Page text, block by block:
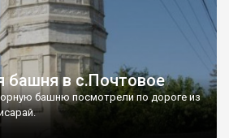
башня в с.Почтовое
башню посмотрели по дороге из